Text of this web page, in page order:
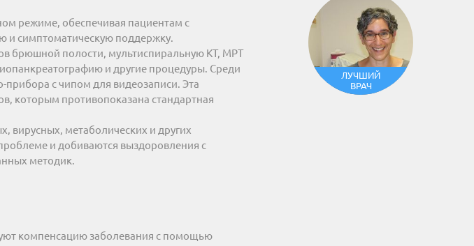
режиме, обеспечивая пациентам с
и симптоматическую поддержку.
брюшной полости, мультиспиральную КТ, МРТ
и другие процедуры. Среди
прибора с чипом для видеозаписи. Эта
которым противопоказана стандартная
метаболических и других
и добиваются выздоровления с
методик.
ЛУЧШИЙ
ВРАЧ
компенсацию заболевания с помощью